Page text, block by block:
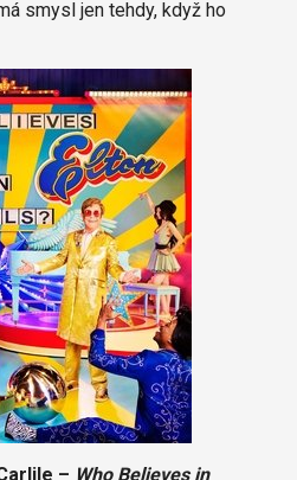
smysl jen tehdy, když ho
– Who Believes in